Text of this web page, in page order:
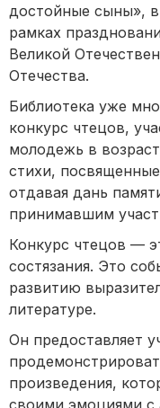
достойные сыны»,
рамках
Великой
Отечества.
Библиотека уже
конкурс чтецов,
молодежь в
стихи,
отдавая дань
принимавшим
Конкурс чтецов —
состязания. Это
развитию
литературе.
Он предоставляет
произведения,
своими эмоциями с